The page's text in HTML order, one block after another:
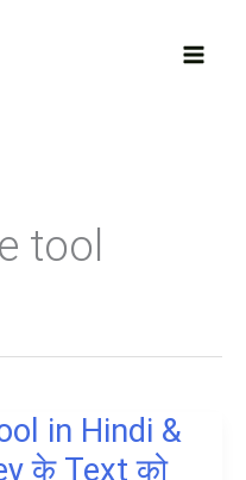
tool
in Hindi &
के Text को